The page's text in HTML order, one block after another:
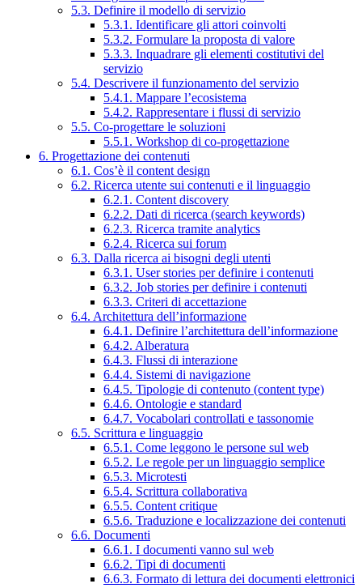
5.3. Definire il modello di servizio
5.3.1. Identificare gli attori coinvolti
5.3.2. Formulare la proposta di valore
5.3.3. Inquadrare gli elementi costitutivi del
servizio
5.4. Descrivere il funzionamento del servizio
5.4.1. Mappare l’ecosistema
5.4.2. Rappresentare i flussi di servizio
5.5. Co-progettare le soluzioni
5.5.1. Workshop di co-progettazione
6. Progettazione dei contenuti
6.1. Cos’è il content design
6.2. Ricerca utente sui contenuti e il linguaggio
6.2.1. Content discovery
6.2.2. Dati di ricerca (search keywords)
6.2.3. Ricerca tramite analytics
6.2.4. Ricerca sui forum
6.3. Dalla ricerca ai bisogni degli utenti
6.3.1. User stories per definire i contenuti
6.3.2. Job stories per definire i contenuti
6.3.3. Criteri di accettazione
6.4. Architettura dell’informazione
6.4.1. Definire l’architettura dell’informazione
6.4.2. Alberatura
6.4.3. Flussi di interazione
6.4.4. Sistemi di navigazione
6.4.5. Tipologie di contenuto (content type)
6.4.6. Ontologie e standard
6.4.7. Vocabolari controllati e tassonomie
6.5. Scrittura e linguaggio
6.5.1. Come leggono le persone sul web
6.5.2. Le regole per un linguaggio semplice
6.5.3. Microtesti
6.5.4. Scrittura collaborativa
6.5.5. Content critique
6.5.6. Traduzione e localizzazione dei contenuti
6.6. Documenti
6.6.1. I documenti vanno sul web
6.6.2. Tipi di documenti
6.6.3. Formato di lettura dei documenti elettronici